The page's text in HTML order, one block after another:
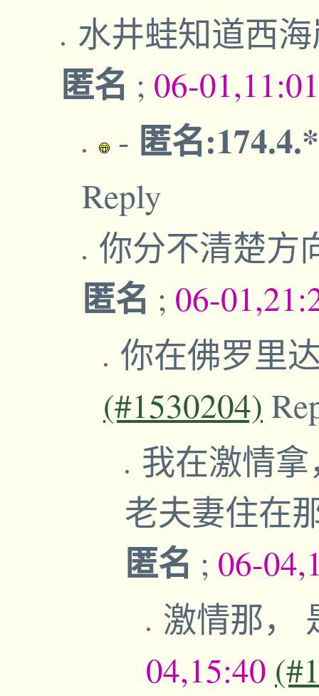
水井蛙知道西
匿名 ; 06-
- 匿名
Reply
你分不清楚方
匿名 ; 06-
你在佛罗里
(#1530204)
我在激情
老夫妻住在
匿名 ; 06-
激情那，
04,15:40